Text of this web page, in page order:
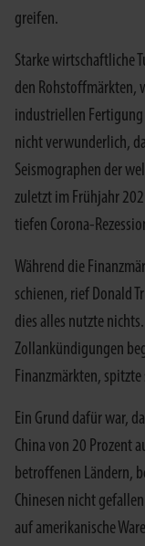
greifen.
Starke wirtschaftliche
den Rohstoffmärkten,
industriellen Fertigung
nicht verwunderlich,
Seismographen der
zuletzt im Frühjahr
tiefen Corona-
Während die
schienen, rief Donald
dies alles nutzte
Zollankündigungen
Finanzmärkten, spitzte
Ein Grund dafür war,
China von 20 Prozent
betroffenen Ländern,
Chinesen nicht
auf amerikanische